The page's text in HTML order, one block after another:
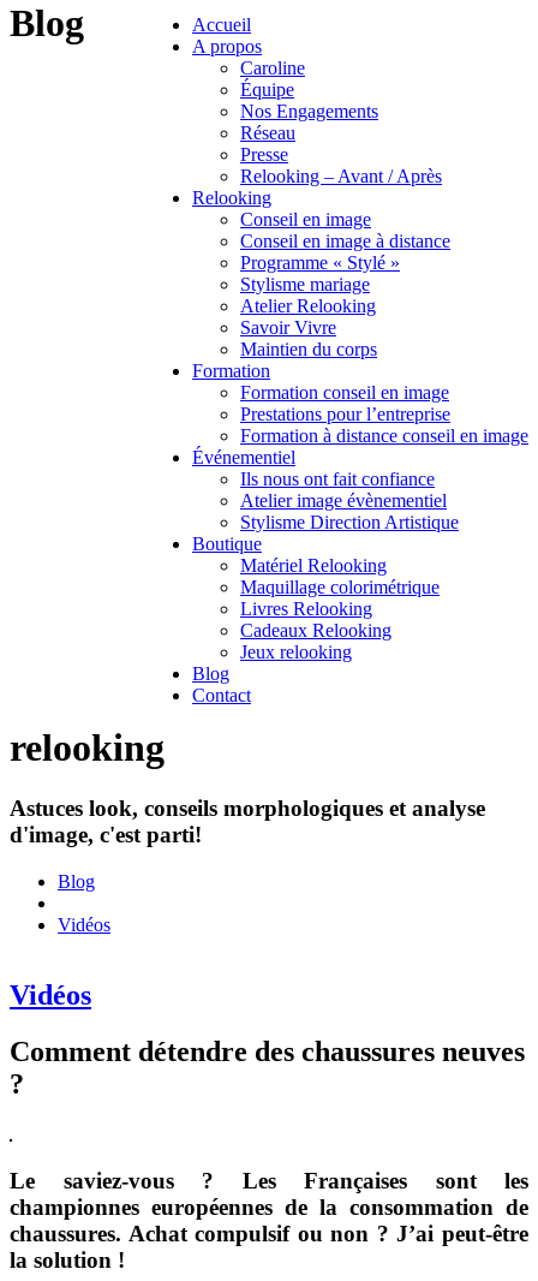
Accueil
A propos
Caroline
Équipe
Nos Engagements
Réseau
Presse
Relooking – Avant / Après
Relooking
Conseil en image
Conseil en image à distance
Programme « Stylé »
Stylisme mariage
Atelier Relooking
Savoir Vivre
Maintien du corps
Formation
Formation conseil en image
Prestations pour l’entreprise
Formation à distance conseil en image
Événementiel
Ils nous ont fait confiance
Atelier image évènementiel
Stylisme Direction Artistique
Boutique
Matériel Relooking
Maquillage colorimétrique
Livres Relooking
Cadeaux Relooking
Jeux relooking
Blog
Contact
Blog
relooking
Astuces look, conseils morphologiques et analyse
d'image, c'est parti!
Blog
Vidéos
Vidéos
Comment détendre des chaussures neuves
?
Le saviez-vous ? Les Françaises sont les
championnes européennes de la consommation de
chaussures. Achat compulsif ou non ? J’ai peut-être
la solution !